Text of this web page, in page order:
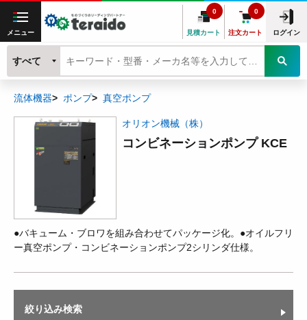
メニュー 見積カート
0
注文カート
0
ログイン
すべて
流体機器 ポンプ 真空ポンプ
オリオン機械（株）
コンビネーションポンプ KCE
●バキューム・ブロワを組み合わせてパッケージ化。●オイルフリ
ー真空ポンプ・コンビネーションポンプ2シリンダ仕様。
絞り込み検索